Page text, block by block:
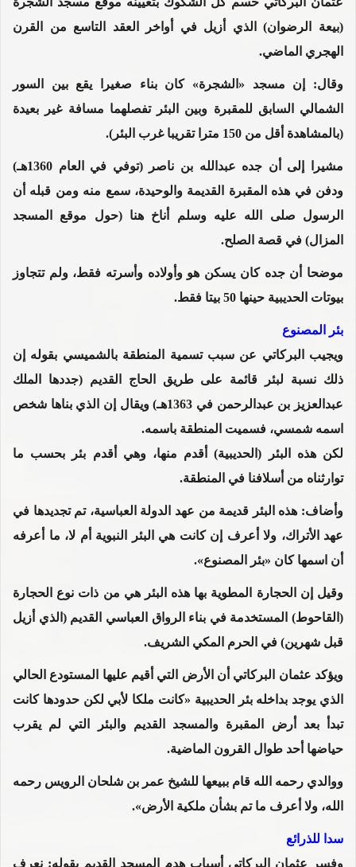
(بيعة الرضوان) الذي أزيل في أواخر العقد التاسع من القرن
الهجري الماضي.
وقال: إن مسجد «الشجرة» كان بناء صغيرا يقع بين السور
الشمالي السابق للمقبرة وبين البئر تفصلهما مسافة غير بعيدة
(بالمشاهدة أقل من 150 مترا تقريبا غرب البئر).
مشيرا إلى أن جده عبدالله بن ناصر (توفي في العام 1360هـ)
ودفن في هذه المقبرة القديمة والوحيدة، سمع منه ومن قبله أن
الرسول صلى الله عليه وسلم أناخ هنا (حول موقع المسجد
المزال) في قصة الصلح.
موضحا أن جده كان يسكن هو وأولاده وأسرته فقط، ولم تتجاوز
بيوتات الحديبية حينها 50 بيتا فقط.
بئر المصنوع
ويجيب البركاتي عن سبب تسمية المنطقة بالشميسي بقوله إن
ذلك نسبة لبئر قائمة على طريق الحاج القديم (جددها الملك
عبدالعزيز بن عبدالرحمن في 1363هـ) ويقال إن الذي بناها شخص
اسمه شمسي، فسميت المنطقة باسمه.
لكن هذه البئر (الحديبية) أقدم منها، وهي أقدم بئر بحسب ما
توارثناه من أسلافنا في المنطقة.
وأضاف: هذه البئر قديمة من عهد الدولة العباسية، تم تجديدها في
عهد الأتراك، ولا أعرف إن كانت هي البئر النبوية أم لا، ما أعرفه
أن اسمها كان «بئر المصنوع».
وقيل إن الحجارة المطوية بها هذه البئر هي من ذات نوع الحجارة
(القاحوط) المستخدمة في بناء الرواق العباسي القديم (الذي أزيل
قبل شهرين) في الحرم المكي الشريف.
ويؤكد عثمان البركاتي أن الأرض التي أقيم عليها المستودع الحالي
الذي يوجد بداخله بئر الحديبية «كانت ملكا لأبي لكن حدودها كانت
تبدأ بعد أرض المقبرة والمسجد القديم والبئر التي لم يقرب
حياضها أحد طوال القرون الماضية.
ووالدي رحمه الله قام ببيعها للشيخ عمر بن شلحان الرويس رحمه
الله، ولا أعرف ما تم بشأن ملكية الأرض».
سدا للذرائع
وفسر عثمان البركاتي أسباب هدم المسجد القديم بقوله: نعرف